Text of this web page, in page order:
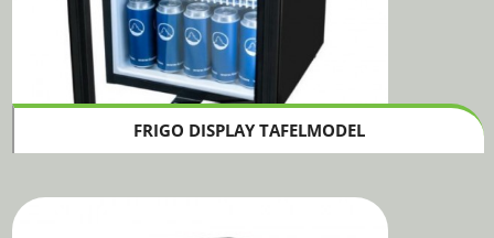
FRIGO DISPLAY TAFELMODEL